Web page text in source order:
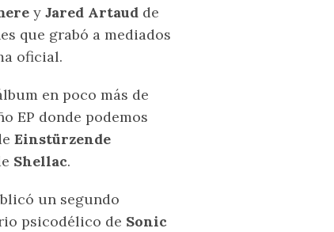
y Jared Artaud de
que grabó a mediados
oficial.
en poco más de
EP donde podemos
Einstürzende
Shellac.
un segundo
psicodélico de Sonic